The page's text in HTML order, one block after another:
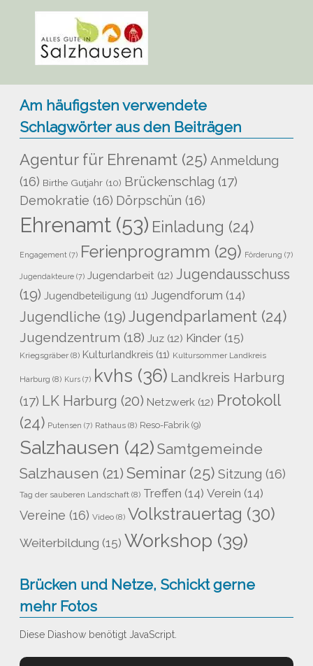
Am häufigsten verwendete
Schlagwörter aus den Beiträgen
Agentur für Ehrenamt (25) Anmeldung
(16) Birthe Gutjahr (10) Brückenschlag (17)
Demokratie (16) Dörpschün (16)
Ehrenamt (53) Einladung (24)
Engagement (7) Ferienprogramm (29) Förderung (7)
Jugendakteure (7) Jugendarbeit (12) Jugendausschuss
(19) Jugendbeteiligung (11) Jugendforum (14)
Jugendliche (19) Jugendparlament (24)
Jugendzentrum (18) Juz (12) Kinder (15)
Kriegsgräber (8) Kulturlandkreis (11) Kultursommer Landkreis
Harburg (8) Kurs (7) kvhs (36) Landkreis Harburg
(17) LK Harburg (20) Netzwerk (12) Protokoll
(24) Putensen (7) Rathaus (8) Reso-Fabrik (9)
Salzhausen (42) Samtgemeinde
Salzhausen (21) Seminar(25) Sitzung (16)
Tag der sauberen Landschaft (8) Treffen (14) Verein (14)
Vereine (16) Video (8) Volkstrauertag (30)
Weiterbildung (15) Workshop (39)
Brücken und Netze, Schickt gerne
mehr Fotos
Diese Diashow benötigt JavaScript.